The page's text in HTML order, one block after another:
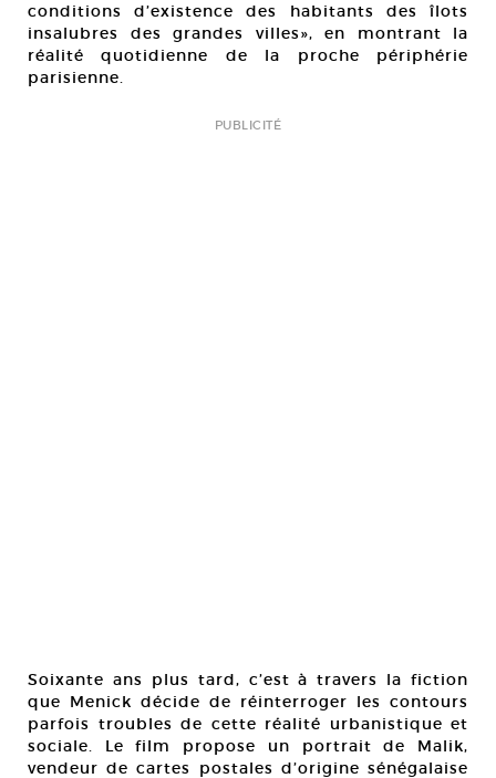
conditions d’existence des habitants des îlots
insalubres des grandes villes», en montrant la
réalité quotidienne de la proche périphérie
parisienne.
PUBLICITÉ
Soixante ans plus tard, c’est à travers la fiction
que Menick décide de réinterroger les contours
parfois troubles de cette réalité urbanistique et
sociale. Le film propose un portrait de Malik,
vendeur de cartes postales d’origine sénégalaise